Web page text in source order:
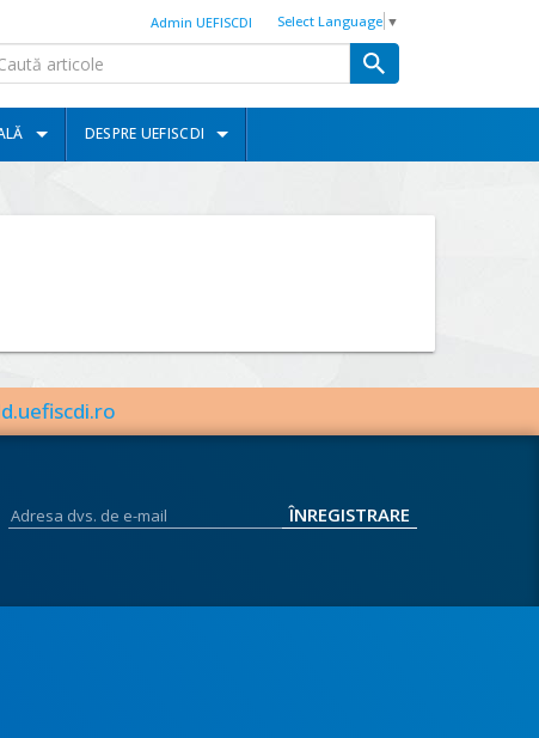
Select Language ▼
Admin UEFISCDI
DESPRE UEFISCDI